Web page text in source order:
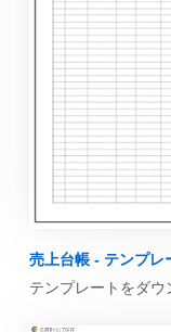
売上台帳 - テンプレ
テンプレートをダウ